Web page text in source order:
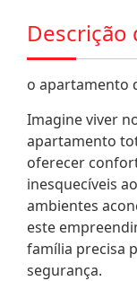
Descrição
o apartamento
Imagine viver
apartamento
oferecer
inesquecíveis
ambientes
este
família precisa
segurança.